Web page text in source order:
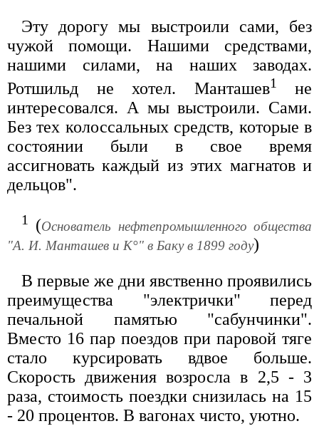
Эту дорогу мы выстроили сами, без
чужой помощи. Нашими средствами,
нашими силами, на наших заводах.
Ротшильд не хотел. Манташев1
не
интересовался. А мы выстроили. Сами.
Без тех колоссальных средств, которые в
состоянии были в свое время
ассигновать каждый из этих магнатов и
дельцов".
1 (Основатель нефтепромышленного общества
"А. И. Манташев и К°" в Баку в 1899 году)
В первые же дни явственно проявились
преимущества "электрички" перед
печальной памятью "сабунчинки".
Вместо 16 пар поездов при паровой тяге
стало курсировать вдвое больше.
Скорость движения возросла в 2,5 - 3
раза, стоимость поездки снизилась на 15
- 20 процентов. В вагонах чисто, уютно.